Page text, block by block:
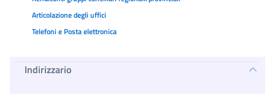
Articolazione degli uffici
Telefoni e Posta elettronica
Indirizzario